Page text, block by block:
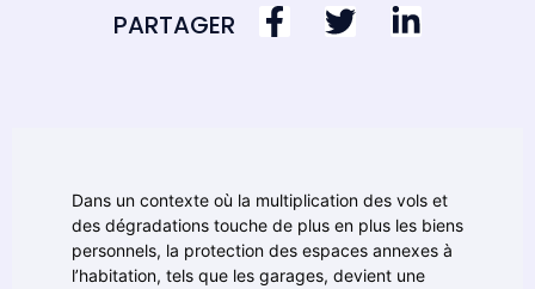
PARTAGER
Dans un contexte où la multiplication des vols et
des dégradations touche de plus en plus les biens
personnels, la protection des espaces annexes à
l’habitation, tels que les garages, devient une